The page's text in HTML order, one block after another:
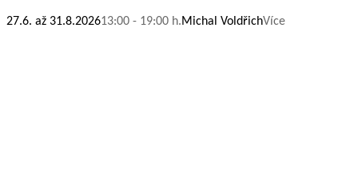
27.6. až 31.8.202613:00 - 19:00 h.Michal VoldřichVíce